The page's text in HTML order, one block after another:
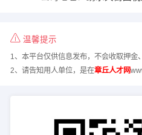
温馨提示
1、本平台仅供信息发布，不会收取押金
2、请告知用人单位，是在章丘人才网